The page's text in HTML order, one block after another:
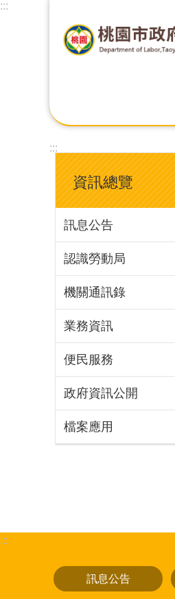
:::
:::
資訊總覽
訊息公告
認識勞動局
機關通訊錄
業務資訊
便民服務
政府資訊公開
檔案應用
:::
訊息公告